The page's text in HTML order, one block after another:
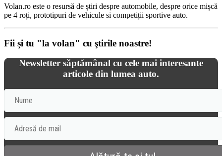
Volan.ro este o resursă de știri despre automobile, despre orice mișcă
pe 4 roți, prototipuri de vehicule si competiții sportive auto.
Fii şi tu "la volan" cu ştirile noastre!
Newsletter săptămânal cu cele mai interesante
articole din lumea auto.